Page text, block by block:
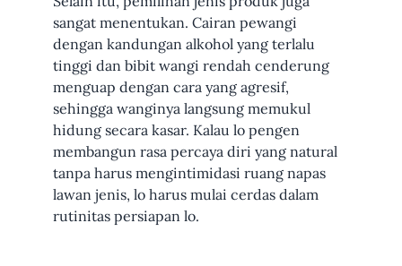
sangat menentukan. Cairan pewangi
dengan kandungan alkohol yang terlalu
tinggi dan bibit wangi rendah cenderung
menguap dengan cara yang agresif,
sehingga wanginya langsung memukul
hidung secara kasar. Kalau lo pengen
membangun rasa percaya diri yang natural
tanpa harus mengintimidasi ruang napas
lawan jenis, lo harus mulai cerdas dalam
rutinitas persiapan lo.